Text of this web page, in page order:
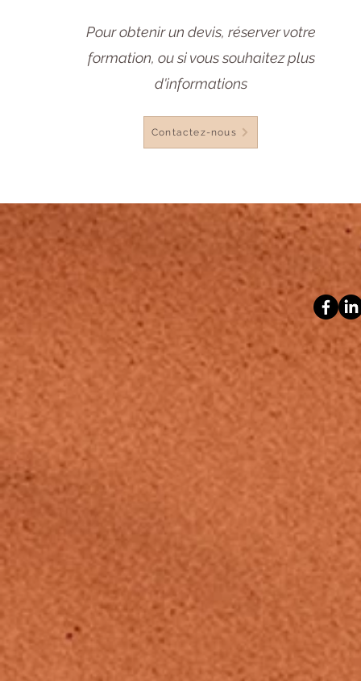
Pour obtenir un devis, réserver votre
formation, ou si vous souhaitez plus
d'informations
Contactez-nous